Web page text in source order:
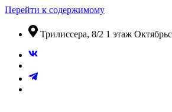
Перейти к содержимому
​Трилиссера, 8/2​ 1 этаж​